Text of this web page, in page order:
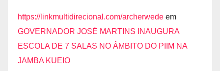
https://linkmultidirecional.com/archerwede em
GOVERNADOR JOSÉ MARTINS INAUGURA
ESCOLA DE 7 SALAS NO ÂMBITO DO PIIM NA
JAMBA KUEIO